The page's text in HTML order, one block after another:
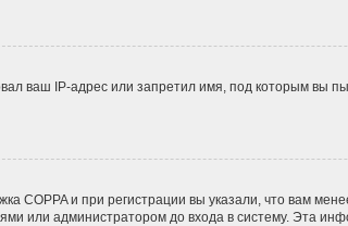
ваш IP-адрес или запретил имя, под которым вы
COPPA и при регистрации вы указали, что вам
или администратором до входа в систему. Эта